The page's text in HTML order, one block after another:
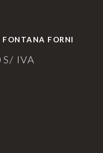
FORNI
S/ IVA